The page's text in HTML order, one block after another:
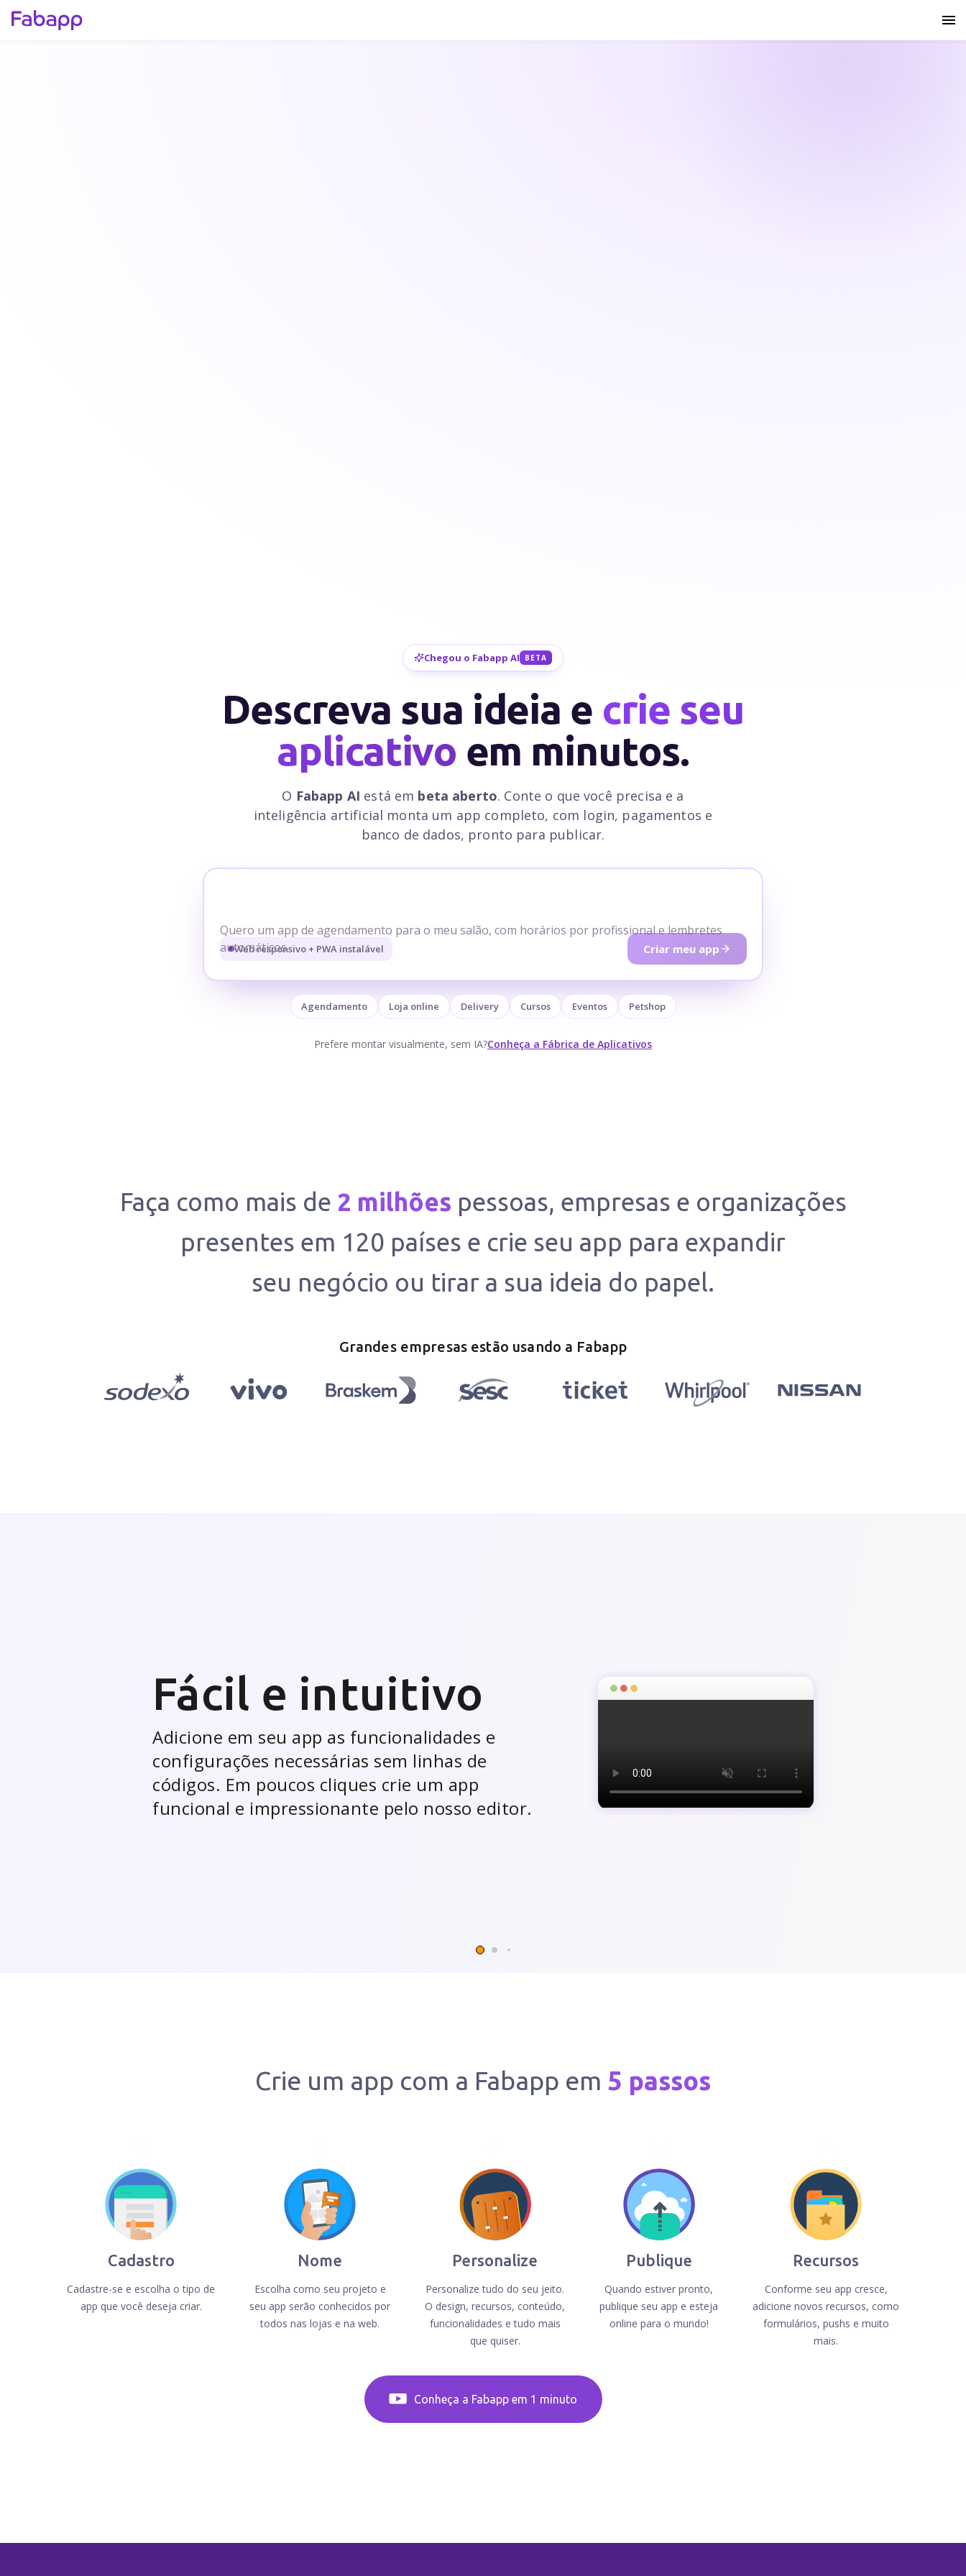
Chegou o Fabapp AI BETA
Descreva sua ideia e crie seu
aplicativo em minutos.
O Fabapp AI está em beta aberto. Conte o que você precisa e a
inteligência artificial monta um app completo, com login, pagamentos e
banco de dados, pronto para publicar.
Quero um app de agendamento para o meu salão, com horários por profissional e lembretes
automáticos
Web responsivo + PWA instalável Criar meu app
Agendamento Loja online Delivery Cursos Eventos Petshop
Prefere montar visualmente, sem IA?Conheça a Fábrica de Aplicativos
Faça como mais de 2 milhões pessoas, empresas e organizações
presentes em 120 países e crie seu app para expandir
seu negócio ou tirar a sua ideia do papel.
Grandes empresas estão usando a Fabapp
desempenho
Uma dashboard completa para você!
Obtenha informações de usuários, acesse
relatórios do progresso do seu app, configure
anúncios de publicidade e envie notificações
Crie um app com a Fabapp em 5 passos
Cadastro
Cadastre-se e escolha o tipo de
app que você deseja criar.
Nome
Escolha como seu projeto e
seu app serão conhecidos por
todos nas lojas e na web.
Personalize
Personalize tudo do seu jeito.
O design, recursos, conteúdo,
funcionalidades e tudo mais
que quiser.
Publique
Quando estiver pronto,
publique seu app e esteja
online para o mundo!
Recursos
Conforme seu app cresce,
adicione novos recursos, como
formulários, pushs e muito
mais.
Conheça a Fabapp em 1 minuto